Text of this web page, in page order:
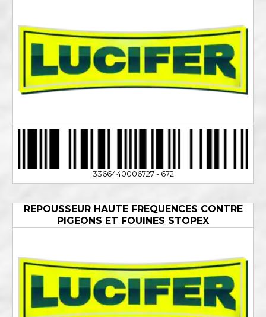
3366440006727 - 672
REPOUSSEUR HAUTE FREQUENCES CONTRE
PIGEONS ET FOUINES STOPEX